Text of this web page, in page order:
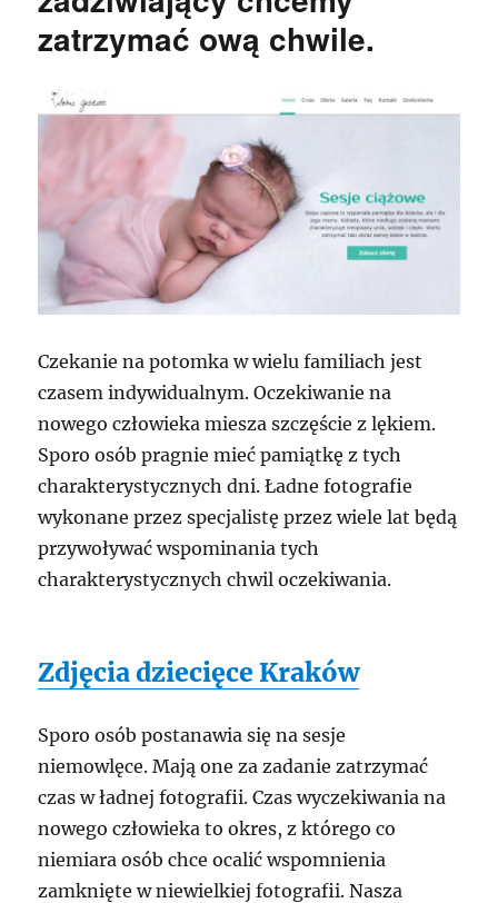
zatrzymać ową chwile.
Czekanie na potomka w wielu familiach jest
czasem indywidualnym. Oczekiwanie na
nowego człowieka miesza szczęście z lękiem.
Sporo osób pragnie mieć pamiątkę z tych
charakterystycznych dni. Ładne fotografie
wykonane przez specjalistę przez wiele lat będą
przywoływać wspominania tych
charakterystycznych chwil oczekiwania.
Zdjęcia dziecięce Kraków
Sporo osób postanawia się na sesje
niemowlęce. Mają one za zadanie zatrzymać
czas w ładnej fotografii. Czas wyczekiwania na
nowego człowieka to okres, z którego co
niemiara osób chce ocalić wspomnienia
zamknięte w niewielkiej fotografii. Nasza